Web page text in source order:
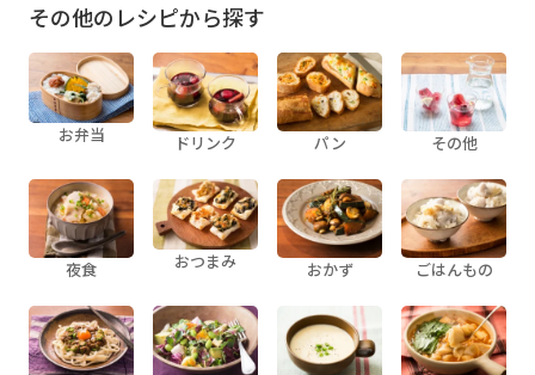
その他のレシピから探す
お弁当 ドリンク パン その他
夜食 おつまみ おかず ごはんもの